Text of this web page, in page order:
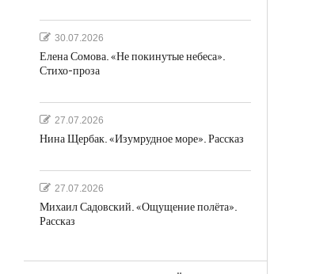
30.07.2026
Елена Сомова. «Не покинутые небеса».
Стихо-проза
27.07.2026
Нина Щербак. «Изумрудное море». Рассказ
27.07.2026
Михаил Садовский. «Ощущение полёта».
Рассказ